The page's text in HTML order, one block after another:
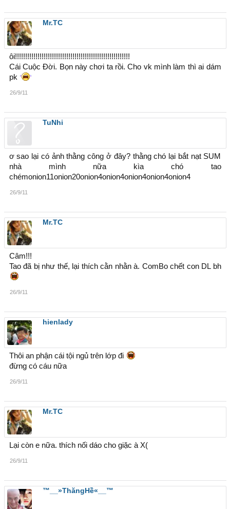
Mr.TC
ôi!!!!!!!!!!!!!!!!!!!!!!!!!!!!!!!!!!!!!!!!!!!!!!!!!!!!!!!!
Cái Cuộc Đời. Bọn này chơi ta rồi. Cho vk mình làm thì ai dám
pk
26/9/11
TuNhi
ơ sao lại có ảnh thằng công ở đây? thằng chó lại bắt nạt SUM
nhà mình nữa kìa chó tao
chémonion11onion20onion4onion4onion4onion4onion4
26/9/11
Mr.TC
Câm!!!
Tao đã bị như thế, lại thích cằn nhằn à. ComBo chết con DL bh
26/9/11
hienlady
Thôi an phận cái tội ngủ trên lớp đi
đừng có cáu nữa
26/9/11
Mr.TC
Lại còn e nữa. thích nối dáo cho giặc à X(
26/9/11
™__»ThăngHề«__™